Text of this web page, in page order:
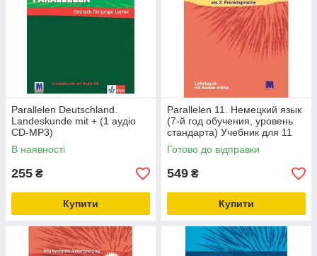
Parallelen Deutschland.
Landeskunde mit + (1 аудіо
CD-MP3)
В наявності
255 ₴
Купити
Parallelen 11. Немецкий язык
(7-й год обучения, уровень
стандарта) Учебник для 11
класса
Готово до відправки
549 ₴
Купити